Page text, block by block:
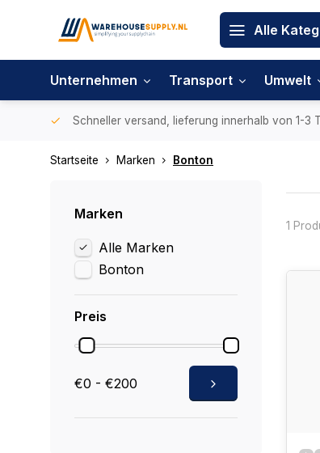
Alle
Unternehmen Transport Umwelt
Schneller versand, lieferung innerhalb von 1-3
Startseite Marken Bonton
Marken
Alle Marken
Bonton
Preis
€0 - €200
1